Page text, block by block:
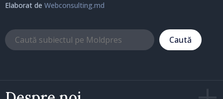
Elaborat de Webconsulting.md
Caută